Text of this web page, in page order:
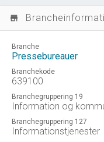
store_mall_directory
Branche
Pressebureauer
Branchekode
639100
Branchegruppering 19
Information og
Branchegruppering 127
Informationstjenester